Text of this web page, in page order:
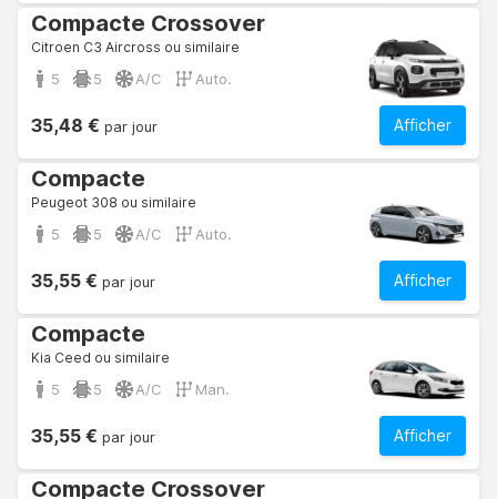
Compacte Crossover
Citroen C3 Aircross ou similaire
5 5 A/C Auto.
Afficher
35,48 € par jour
Compacte
Peugeot 308 ou similaire
5 5 A/C Auto.
Afficher
35,55 € par jour
Compacte
Kia Ceed ou similaire
5 5 A/C Man.
Afficher
35,55 € par jour
Compacte Crossover